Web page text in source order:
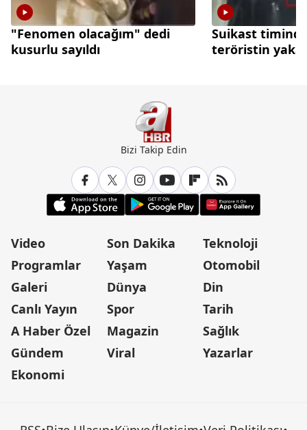
"Fenomen olacağım" dedi
kusurlu sayıldı
Suikast
teröristin
Bizi Takip Edin
Video
Programlar
Galeri
Canlı Yayın
A Haber Özel
Gündem
Ekonomi
Son Dakika
Yaşam
Dünya
Spor
Magazin
Viral
Teknoloji
Otomobil
Din
Tarih
Sağlık
Yazarlar